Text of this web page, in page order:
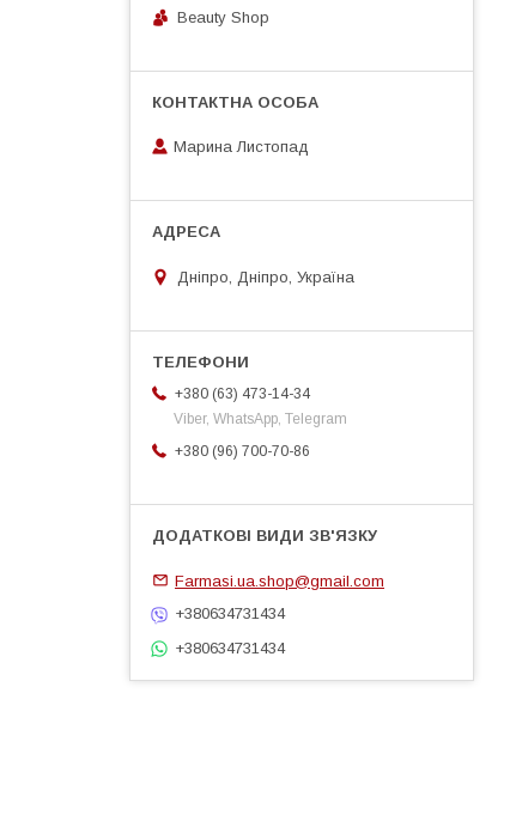
Beauty Shop
Марина Листопад
Дніпро, Дніпро, Україна
+380 (63) 473-14-34
Viber, WhatsApp, Telegram
+380 (96) 700-70-86
Farmasi.ua.shop@gmail.com
+380634731434
+380634731434